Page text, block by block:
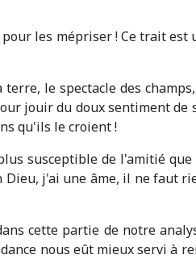
les mépriser ! Ce trait
le spectacle des
jouir du doux sentiment de
qu'ils le croient !
susceptible de l'amitié
j'ai une âme, il ne faut
cette partie de notre
nous eût mieux servi à